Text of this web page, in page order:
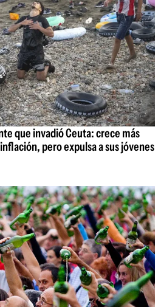
que invadió Ceuta: crece más
pero expulsa a sus jóvenes